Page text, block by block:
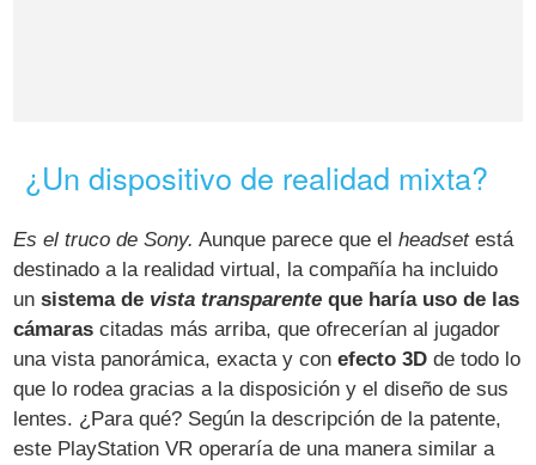
¿Un dispositivo de realidad mixta?
Es el truco de Sony. Aunque parece que elheadsetestá
destinado a la realidad virtual, la compañía ha incluido
unsistema de vista transparente que haría uso de las
cámaras citadas más arriba, que ofrecerían al jugador
una vista panorámica, exacta y conefecto 3D de todo lo
que lo rodea gracias a la disposición y el diseño de sus
lentes. ¿Para qué? Según la descripción de la patente,
este PlayStation VR operaría de una manera similar a